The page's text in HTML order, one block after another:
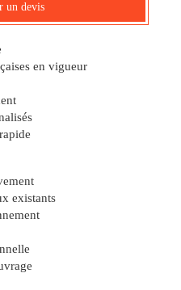
un devis
en vigueur
existants